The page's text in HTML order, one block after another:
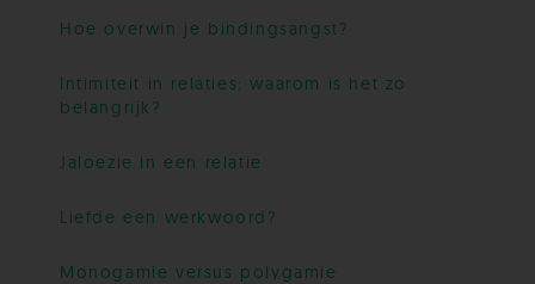
Hoe overwin je bindingsangst?
Intimiteit in relaties: waarom is het zo
belangrijk?
Jaloezie in een relatie
Liefde een werkwoord?
Monogamie versus polygamie